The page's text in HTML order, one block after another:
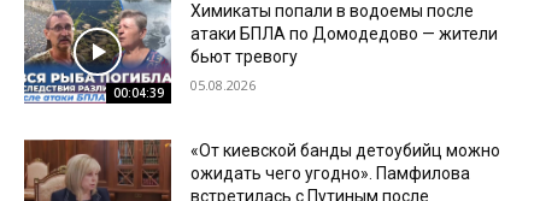
00:04:39
Химикаты попали в водоемы после
атаки БПЛА по Домодедово — жители
бьют тревогу
05.08.2026
«От киевской банды детоубийц можно
ожидать чего угодно». Памфилова
встретилась с Путиным после